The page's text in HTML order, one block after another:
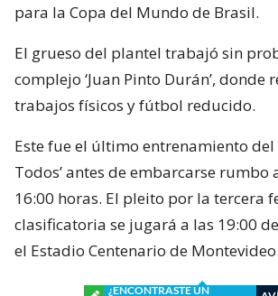
para la Copa del Mundo de Brasil.
El grueso del plantel trabajó sin
complejo ‘Juan Pinto Durán’, donde
trabajos físicos y fútbol reducido.
Este fue el último entrenamiento del
Todos’ antes de embarcarse rumbo
16:00 horas. El pleito por la tercera
clasificatoria se jugará a las 19:00
el Estadio Centenario de Montevideo.
¿ENCONTRASTE UN